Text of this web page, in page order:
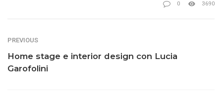
0 3690
PREVIOUS
Home stage e interior design con Lucia
Garofolini